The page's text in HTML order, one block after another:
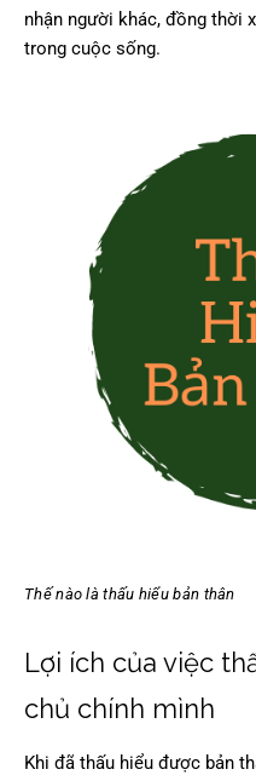
nhận người khác, đồng thời
trong cuộc sống.
Thế nào là thấu hiểu bản thân
Lợi ích của việc
chủ chính mình
Khi đã thấu hiểu được bản